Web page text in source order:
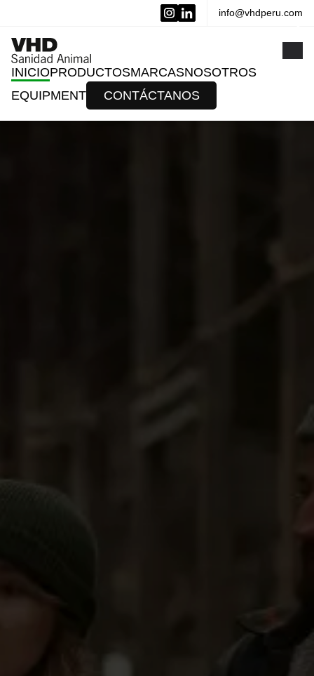
info@vhdperu.com
INICIOPRODUCTOSMARCASNOSOTROS
EQUIPMENT
CONTÁCTANOS